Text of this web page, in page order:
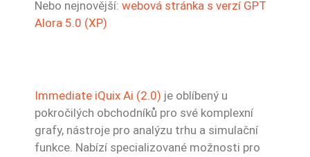
Nebo nejnovější: webová stránka s verzí GPT
Alora 5.0 (XP)
Immediate iQuix Ai (2.0) je oblíbený u
pokročilých obchodníků pro své komplexní
grafy, nástroje pro analýzu trhu a simulační
funkce. Nabízí specializované možnosti pro